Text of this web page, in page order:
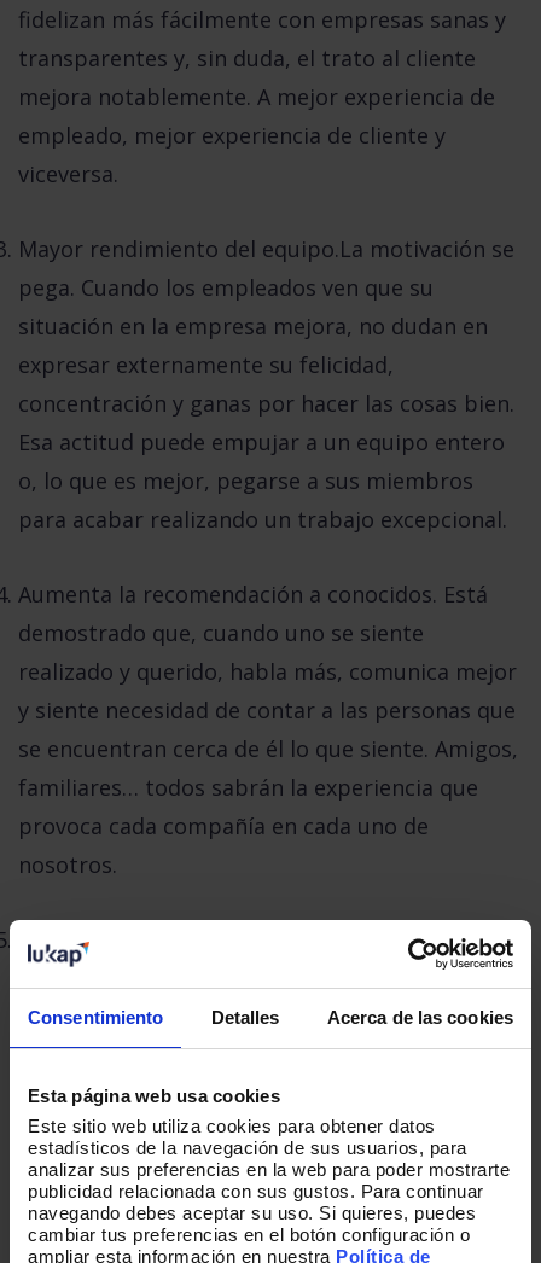
Consentimiento Detalles Acerca de las cookies
Esta página web usa cookies
Este sitio web utiliza cookies para obtener datos
estadísticos de la navegación de sus usuarios, para
analizar sus preferencias en la web para poder mostrarte
publicidad relacionada con sus gustos. Para continuar
navegando debes aceptar su uso. Si quieres, puedes
cambiar tus preferencias en el botón configuración o
ampliar esta información en nuestra Política de
fidelizan más fácilmente con empresas sanas y
transparentes y, sin duda, el trato al cliente
mejora notablemente. A mejor experiencia de
empleado, mejor experiencia de cliente y
viceversa.
Mayor rendimiento del equipo.La motivación se
pega. Cuando los empleados ven que su
situación en la empresa mejora, no dudan en
expresar externamente su felicidad,
concentración y ganas por hacer las cosas bien.
Esa actitud puede empujar a un equipo entero
o, lo que es mejor, pegarse a sus miembros
para acabar realizando un trabajo excepcional.
Aumenta la recomendación a conocidos. Está
demostrado que, cuando uno se siente
realizado y querido, habla más, comunica mejor
y siente necesidad de contar a las personas que
se encuentran cerca de él lo que siente. Amigos,
familiares… todos sabrán la experiencia que
provoca cada compañía en cada uno de
nosotros.
Reducción de costes
. El tiempo productivo
aumentará. La experiencia de empleado hace
que se vinculen los intereses de la compañía y
de las personas, siendo más eficientes. No solo
optimizará su propia agenda, haciendo lo
mismo de siempre en menos tiempo, sino que
se ofrecerá a tener más responsabilidades. Por
lo tanto, los procesos internos serán más
ágiles, y los errores en las operaciones se